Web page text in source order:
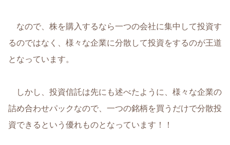
なので、株を購入するなら一つの会社に集中して投資す
るのではなく、様々な企業に分散して投資をするのが王道
となっています。
しかし、投資信託は先にも述べたように、様々な企業の
詰め合わせパックなので、一つの銘柄を買うだけで分散投
資できるという優れものとなっています！！